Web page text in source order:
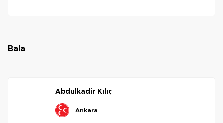
bala
abdulkadir kılıç
ankara